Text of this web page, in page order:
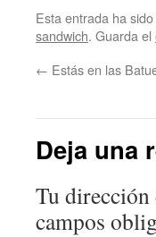
Esta entrada ha
sandwich. Guarda el
← Estás en las
Deja una
Tu dirección
campos